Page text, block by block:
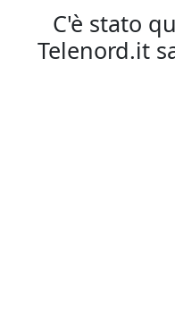
C'è stato
Telenord.it